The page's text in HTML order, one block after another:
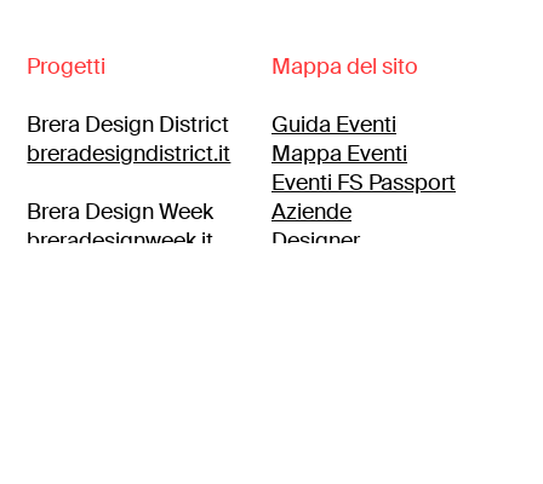
Progetti
Brera Design District
breradesigndistrict.it
Brera Design Week
breradesignweek.it
Mappa del sito
Guida Eventi
Mappa Eventi
Eventi FS Passport
Aziende
Designer